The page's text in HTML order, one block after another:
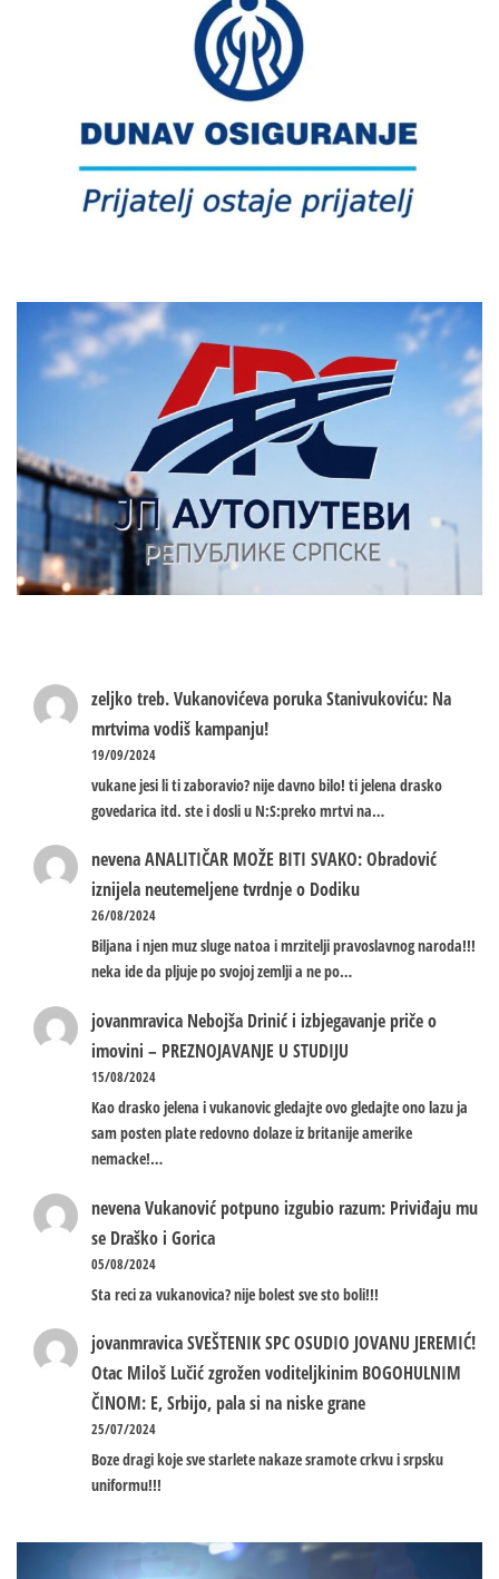
zeljko treb.Vukanovićeva poruka Stanivukoviću: Na
mrtvima vodiš kampanju!
19/09/2024
vukane jesi li ti zaboravio? nije davno bilo! ti jelena drasko
govedarica itd. ste i dosli u N:S:preko mrtvi na…
nevenaANALITIČAR MOŽE BITI SVAKO: Obradović
iznijela neutemeljene tvrdnje o Dodiku
26/08/2024
Biljana i njen muz sluge natoa i mrzitelji pravoslavnog naroda!!!
neka ide da pljuje po svojoj zemlji a ne po…
jovanmravica Nebojša Drinić i izbjegavanje priče o
imovini – PREZNOJAVANJE U STUDIJU
15/08/2024
Kao drasko jelena i vukanovic gledajte ovo gledajte ono lazu ja
sam posten plate redovno dolaze iz britanije amerike
nemacke!…
nevenaVukanović potpuno izgubio razum: Priviđaju mu
se Draško i Gorica
05/08/2024
Sta reci za vukanovica? nije bolest sve sto boli!!!
jovanmravicaSVEŠTENIK SPC OSUDIO JOVANU JEREMIĆ!
Otac Miloš Lučić zgrožen voditeljkinim BOGOHULNIM
ČINOM: E, Srbijo, pala si na niske grane
25/07/2024
Boze dragi koje sve starlete nakaze sramote crkvu i srpsku
uniformu!!!